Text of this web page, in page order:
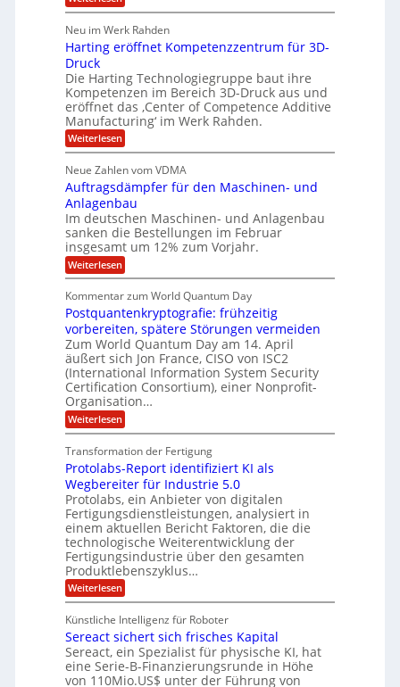
e
ä
l
t
6
5
M
i
l
l
i
o
n
e
n
U
S
-
D
o
l
l
a
r
e
s
E
g
i
n
e
e
r
i
n
g
f
ü
r
M
E
A
u
n
d
L
a
t
e
i
n
a
m
e
r
i
k
a
a
r
i
n
V
r
s
i
o
n
3
.
2
u
p
ü
b
e
n
i
m
m
t
A
p
s
o
l
u
t
T
o
m
S
a
u
e
r
e
s
i
w
i
r
d
C
h
e
f
C
u
s
t
o
m
e
r
O
ff
c
e
r
Neu im Werk Rahden
Harting eröffnet Kompetenzzentrum für 3D-
Druck
Die Harting Technologiegruppe baut ihre
Kompetenzen im Bereich 3D-Druck aus und
eröffnet das ‚Center of Competence Additive
Manufacturing‘ im Werk Rahden.
Weiterlesen:
H
r
t
i
n
g
e
r
ö
f
n
e
t
K
o
m
p
e
t
e
n
z
z
n
t
r
u
m
f
ü
r
3
D
-
r
u
c
k
Neue Zahlen vom VDMA
Auftragsdämpfer für den Maschinen- und
Anlagenbau
Im deutschen Maschinen- und Anlagenbau
sanken die Bestellungen im Februar
insgesamt um 12% zum Vorjahr.
Weiterlesen:
A
f
t
r
a
g
s
d
ä
m
p
f
e
r
ü
r
d
e
n
M
a
s
c
h
i
n
e
n
-
u
n
Kommentar zum World Quantum Day
Postquantenkryptografie: frühzeitig
vorbereiten, spätere Störungen vermeiden
Zum World Quantum Day am 14. April
äußert sich Jon France, CISO von ISC2
(International Information System Security
Certification Consortium), einer Nonprofit-
Organisation…
Weiterlesen:
P
s
t
q
u
a
n
t
e
n
k
r
y
p
t
o
g
r
a
f
Transformation der Fertigung
Protolabs-Report identifiziert KI als
Wegbereiter für Industrie 5.0
Protolabs, ein Anbieter von digitalen
Fertigungsdienstleistungen, analysiert in
einem aktuellen Bericht Faktoren, die die
technologische Weiterentwicklung der
Fertigungsindustrie über den gesamten
Produktlebenszyklus…
Weiterlesen:
P
o
t
o
l
a
Künstliche Intelligenz für Roboter
Sereact sichert sich frisches Kapital
Sereact, ein Spezialist für physische KI, hat
eine Serie-B-Finanzierungsrunde in Höhe
von 110Mio.US$ unter der Führung von